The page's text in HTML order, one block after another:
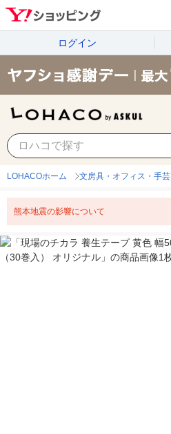
ログイン
LOHACOホーム 文房具・オフィス・手芸
熊本地震の影響について